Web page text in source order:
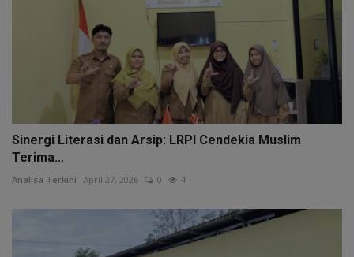
Sinergi Literasi dan Arsip: LRPI Cendekia Muslim
Terima...
Analisa Terkini April 27, 2026 0 4